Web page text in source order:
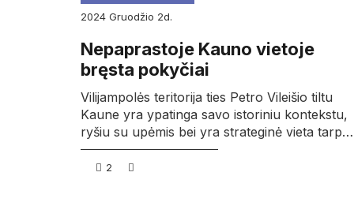
2024
gruodžio 2d.
Nepaprastoje Kauno vietoje
bręsta pokyčiai
Vilijampolės teritorija ties Petro Vileišio tiltu
Kaune yra ypatinga savo istoriniu kontekstu,
ryšiu su upėmis bei yra strateginė vieta tarp…
2